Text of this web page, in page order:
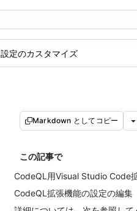
設定のカスタマイズ
Markdown としてコピー
この記事で
CodeQL用Visual Studio Code
CodeQL拡張機能の設定の編集